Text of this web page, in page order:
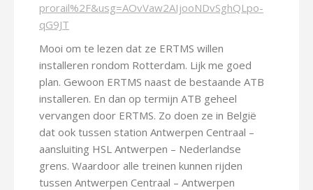
prorail%2F&usg=AOvVaw2AIjooNDvSghQLpo-
qG9JT
Mooi om te lezen dat ze ERTMS willen
installeren rondom Rotterdam. Lijk me goed
plan. Gewoon ERTMS naast de bestaande ATB
installeren. En dan op termijn ATB geheel
vervangen door ERTMS. Zo doen ze in België
dat ook tussen station Antwerpen Centraal –
aansluiting HSL Antwerpen – Nederlandse
grens. Waardoor alle treinen kunnen rijden
tussen Antwerpen Centraal – Antwerpen